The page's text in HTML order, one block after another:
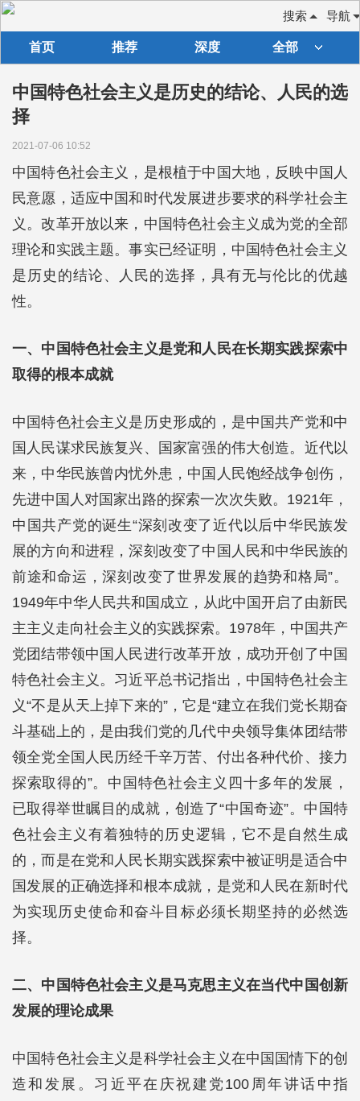
导航
搜索
首页 推荐 深度 全部
中国特色社会主义是历史的结论、人民的选
择
2021-07-06 10:52
中国特色社会主义，是根植于中国大地，反映中国人
民意愿，适应中国和时代发展进步要求的科学社会主
义。改革开放以来，中国特色社会主义成为党的全部
理论和实践主题。事实已经证明，中国特色社会主义
是历史的结论、人民的选择，具有无与伦比的优越
性。
一、中国特色社会主义是党和人民在长期实践探索中
取得的根本成就
中国特色社会主义是历史形成的，是中国共产党和中
国人民谋求民族复兴、国家富强的伟大创造。近代以
来，中华民族曾内忧外患，中国人民饱经战争创伤，
先进中国人对国家出路的探索一次次失败。1921年，
中国共产党的诞生“深刻改变了近代以后中华民族发
展的方向和进程，深刻改变了中国人民和中华民族的
前途和命运，深刻改变了世界发展的趋势和格局”。
1949年中华人民共和国成立，从此中国开启了由新民
主主义走向社会主义的实践探索。1978年，中国共产
党团结带领中国人民进行改革开放，成功开创了中国
特色社会主义。习近平总书记指出，中国特色社会主
义“不是从天上掉下来的”，它是“建立在我们党长期奋
斗基础上的，是由我们党的几代中央领导集体团结带
领全党全国人民历经千辛万苦、付出各种代价、接力
探索取得的”。中国特色社会主义四十多年的发展，
已取得举世瞩目的成就，创造了“中国奇迹”。中国特
色社会主义有着独特的历史逻辑，它不是自然生成
的，而是在党和人民长期实践探索中被证明是适合中
国发展的正确选择和根本成就，是党和人民在新时代
为实现历史使命和奋斗目标必须长期坚持的必然选
择。
二、中国特色社会主义是马克思主义在当代中国创新
发展的理论成果
中国特色社会主义是科学社会主义在中国国情下的创
造和发展。习近平在庆祝建党100周年讲话中指